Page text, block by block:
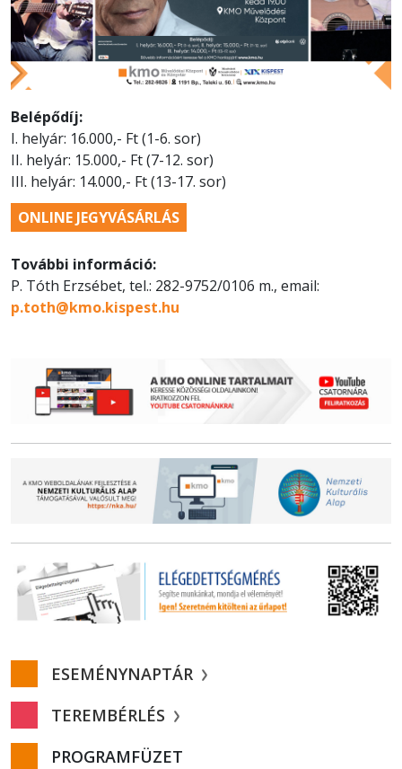
Belépődíj:
I. helyár: 16.000,- Ft (1-6. sor)
II. helyár: 15.000,- Ft (7-12. sor)
III. helyár: 14.000,- Ft (13-17. sor)
ONLINE JEGYVÁSÁRLÁS
További információ:
P. Tóth Erzsébet, tel.: 282-9752/0106 m., email:
p.toth@kmo.kispest.hu
ESEMÉNYNAPTÁR
TEREMBÉRLÉS
PROGRAMFÜZET